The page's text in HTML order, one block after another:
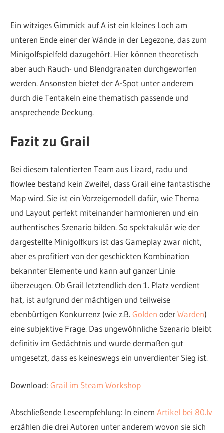
Ein witziges Gimmick auf A ist ein kleines Loch am
unteren Ende einer der Wände in der Legezone, das zum
Minigolfspielfeld dazugehört. Hier können theoretisch
aber auch Rauch- und Blendgranaten durchgeworfen
werden. Ansonsten bietet der A-Spot unter anderem
durch die Tentakeln eine thematisch passende und
ansprechende Deckung.
Fazit zu Grail
Bei diesem talentierten Team aus Lizard, radu und
flowlee bestand kein Zweifel, dass Grail eine fantastische
Map wird. Sie ist ein Vorzeigemodell dafür, wie Thema
und Layout perfekt miteinander harmonieren und ein
authentisches Szenario bilden. So spektakulär wie der
dargestellte Minigolfkurs ist das Gameplay zwar nicht,
aber es profitiert von der geschickten Kombination
bekannter Elemente und kann auf ganzer Linie
überzeugen. Ob Grail letztendlich den 1. Platz verdient
hat, ist aufgrund der mächtigen und teilweise
ebenbürtigen Konkurrenz (wie z.B.Golden oderWarden)
eine subjektive Frage. Das ungewöhnliche Szenario bleibt
definitiv im Gedächtnis und wurde dermaßen gut
umgesetzt, dass es keineswegs ein unverdienter Sieg ist.
Download:Grail im Steam Workshop
Abschließende Leseempfehlung: In einemArtikel bei 80.lv
erzählen die drei Autoren unter anderem wovon sie sich